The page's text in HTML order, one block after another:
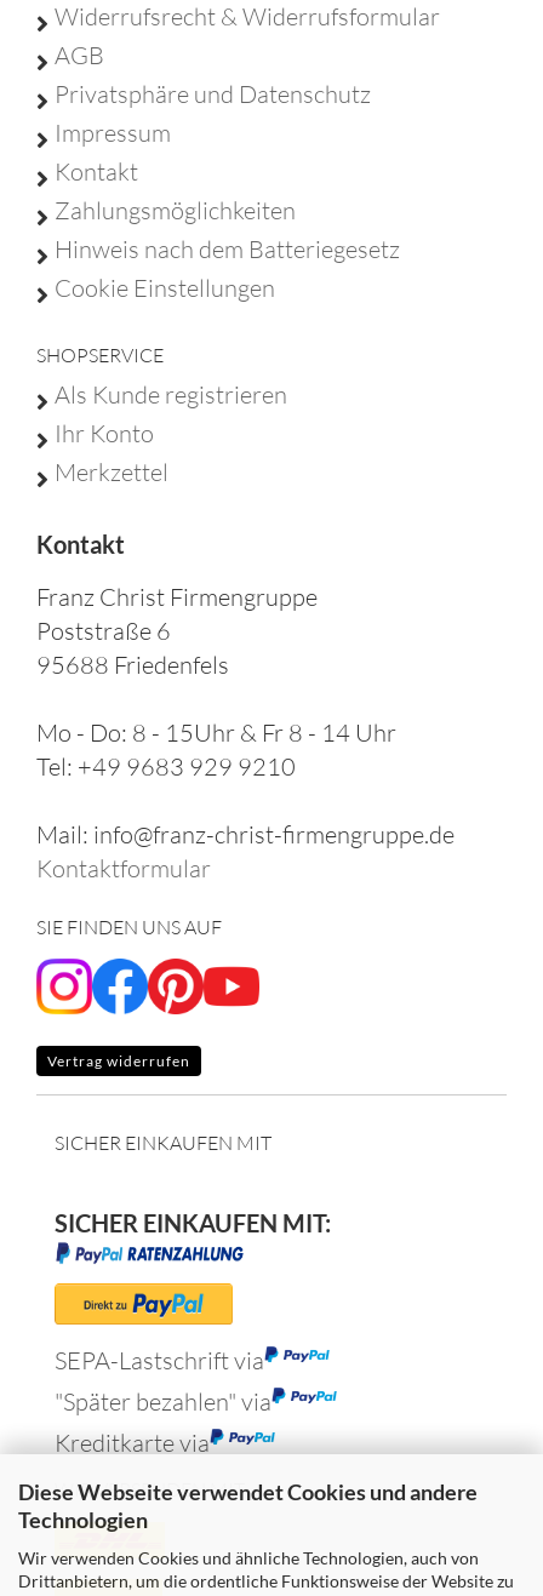
Diese Webseite verwendet Cookies und andere
Technologien
Wir verwenden Cookies und ähnliche Technologien, auch von
Drittanbietern, um die ordentliche Funktionsweise der Website zu
Widerrufsrecht & Widerrufsformular
AGB
Privatsphäre und Datenschutz
Impressum
Kontakt
Zahlungsmöglichkeiten
Hinweis nach dem Batteriegesetz
Cookie Einstellungen
SHOPSERVICE
Als Kunde registrieren
Ihr Konto
Merkzettel
Kontakt
Franz Christ Firmengruppe
Poststraße 6
95688 Friedenfels
Mo - Do: 8 - 15Uhr & Fr 8 - 14 Uhr
Tel: +49 9683 929 9210
Mail: info@franz-christ-firmengruppe.de
Kontaktformular
SIE FINDEN UNS AUF
Vertrag widerrufen
SICHER EINKAUFEN MIT
SICHER EINKAUFEN MIT:
SEPA-Lastschrift via
"Später bezahlen" via
Kreditkarte via
WIR VERSENDEN MIT